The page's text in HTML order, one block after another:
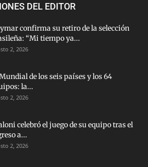
DEL EDITOR
confirma su retiro de la selección
“Mi tiempo ya...
2, 2026
de los seis países y los 64
la...
2, 2026
celebró el juego de su equipo tras el
a...
2, 2026